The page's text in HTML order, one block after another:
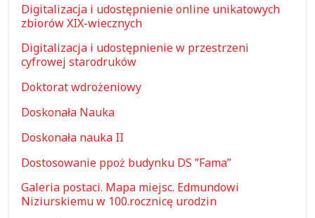
Digitalizacja i udostępnienie online unikatowych
zbiorów XIX-wiecznych
Digitalizacja i udostępnienie w przestrzeni
cyfrowej starodruków
Doktorat wdrożeniowy
Doskonała Nauka
Doskonała nauka II
Dostosowanie ppoż budynku DS ”Fama”
Galeria postaci. Mapa miejsc. Edmundowi
Niziurskiemu w 100.rocznicę urodzin